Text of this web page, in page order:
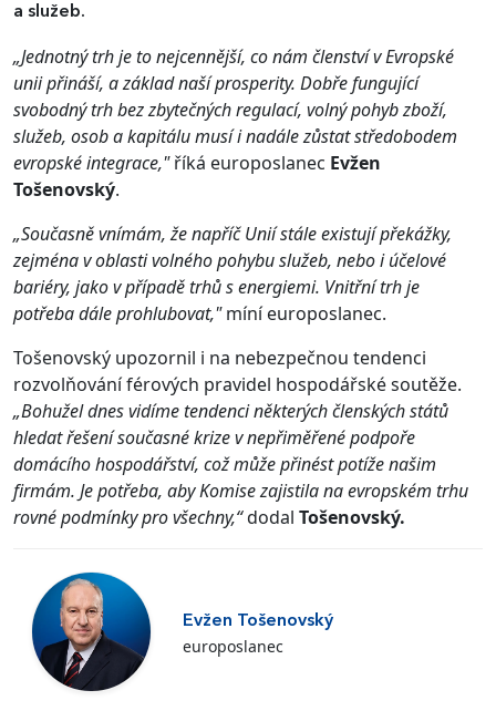
a služeb.
„Jednotný trh je to nejcennější, co nám členství v Evropské
unii přináší, a základ naší prosperity. Dobře fungující
svobodný trh bez zbytečných regulací, volný pohyb zboží,
služeb, osob a kapitálu musí i nadále zůstat středobodem
evropské integrace,"říká europoslanec Evžen
Tošenovský.
„Současně vnímám, že napříč Unií stále existují překážky,
zejména v oblasti volného pohybu služeb, nebo i účelové
bariéry, jako v případě trhů s energiemi. Vnitřní trh je
potřeba dále prohlubovat,"míní europoslanec.
Tošenovský upozornil i na nebezpečnou tendenci
rozvolňování férových pravidel hospodářské soutěže.
„Bohužel dnes vidíme tendenci některých členských států
hledat řešení současné krize v nepřiměřené podpoře
domácího hospodářství, což může přinést potíže našim
firmám. Je potřeba, aby Komise zajistila na evropském trhu
rovné podmínky pro všechny,“dodal Tošenovský.
Evžen Tošenovský
europoslanec